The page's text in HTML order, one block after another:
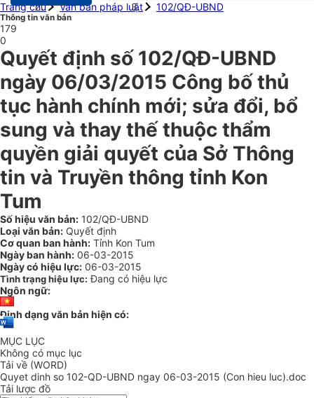
Trang chủ
Văn bản pháp luật 102/QĐ-UBND
Thông tin văn bản
179
0
Quyết định số 102/QĐ-UBND
ngày 06/03/2015 Công bố thủ
tục hành chính mới; sửa đổi, bổ
sung và thay thế thuộc thẩm
quyền giải quyết của Sở Thông
tin và Truyền thông tỉnh Kon
Tum
Số hiệu văn bản: 102/QĐ-UBND
Loại văn bản: Quyết định
Cơ quan ban hành: Tỉnh Kon Tum
Ngày ban hành: 06-03-2015
Ngày có hiệu lực: 06-03-2015
Tình trạng hiệu lực: Đang có hiệu lực
Ngôn ngữ:
Định dạng văn bản hiện có:
MỤC LỤC
Không có mục lục
Tải về (WORD)
Quyet dinh so 102-QD-UBND ngay 06-03-2015 (Con hieu luc).doc
Tải lược đồ